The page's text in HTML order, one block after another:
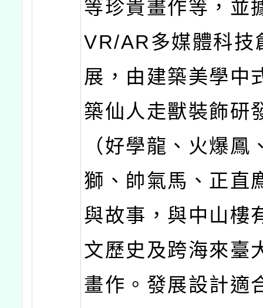
等珍貴畫作等，並
VR/AR多媒體科技
展，由建築美學中
築仙人走獸裝飾研
（好學龍、火爆鳳
獅、帥氣馬、正直
與故事，與中山樓
文歷史及跨海來臺
畫作。發展設計適